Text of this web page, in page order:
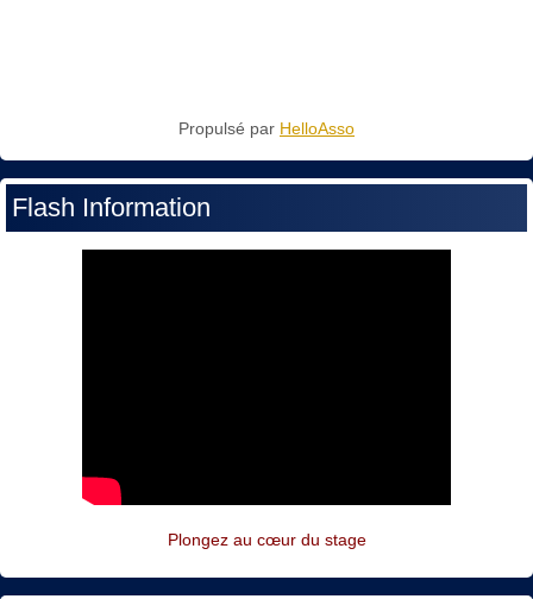
Propulsé par HelloAsso
Flash Information
Plongez au cœur du stage